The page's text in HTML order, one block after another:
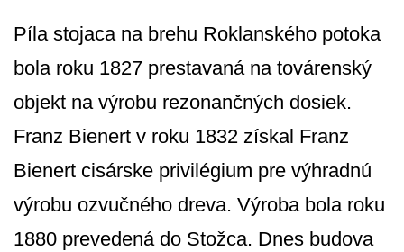
Píla stojaca na brehu Roklanského potoka
bola roku 1827 prestavaná na továrenský
objekt na výrobu rezonančných dosiek.
Franz Bienert v roku 1832 získal Franz
Bienert cisárske privilégium pre výhradnú
výrobu ozvučného dreva. Výroba bola roku
1880 prevedená do Stožca. Dnes budova